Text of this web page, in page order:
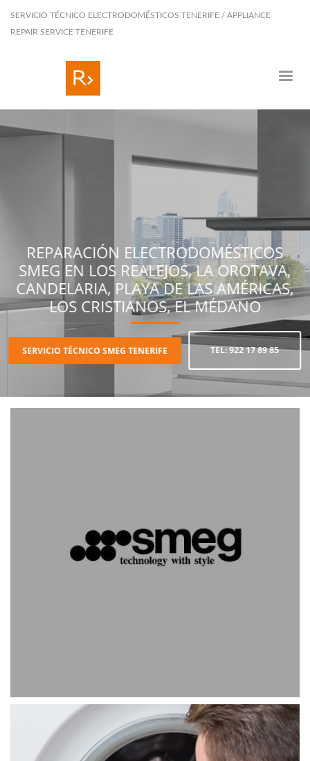
SERVICIO TÉCNICO ELECTRODOMÉSTICOS TENERIFE / APPLIANCE
REPAIR SERVICE TENERIFE